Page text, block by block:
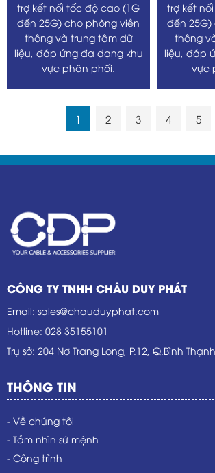
trợ kết nối tốc độ cao (1G
đến 25G) cho phòng viễn
thông và trung tâm dữ
liệu, đáp ứng đa dạng khu
vực phân phối.
trợ kết
đến
thông
liệu, đáp
vực
1 2 3 4 5
CÔNG TY TNHH CHÂU DUY PHÁT
Email: sales@chauduyphat.com
Hotline: 028 35155101
Trụ sở: 204 Nơ Trang Long, P.12, Q.Bình
THÔNG TIN
- Về chúng tôi
- Tầm nhìn sứ mệnh
- Công trình